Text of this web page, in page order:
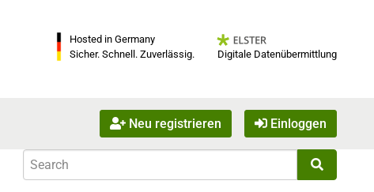
Hosted in Germany
Sicher. Schnell. Zuverlässig.
Digitale Datenübermittlung
Neu registrieren Einloggen